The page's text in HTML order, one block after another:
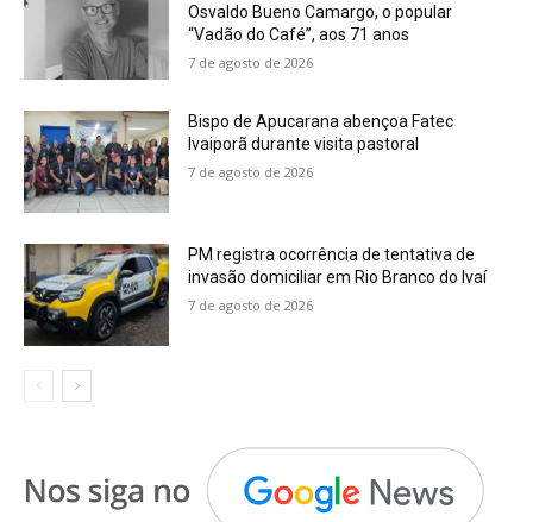
Osvaldo Bueno Camargo, o popular
“Vadão do Café”, aos 71 anos
7 de agosto de 2026
Bispo de Apucarana abençoa Fatec
Ivaiporã durante visita pastoral
7 de agosto de 2026
PM registra ocorrência de tentativa de
invasão domiciliar em Rio Branco do Ivaí
7 de agosto de 2026